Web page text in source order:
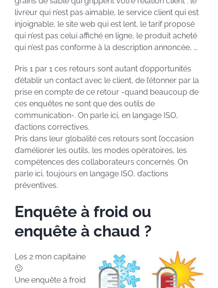
livreur qui n’est pas aimable, le service client qui est
injoignable, le site web qui est lent, le tarif proposé
qui n’est pas celui affiché en ligne, le produit acheté
qui n’est pas conforme à la description annoncée, …
Pris 1 par 1 ces retours sont autant d’opportunités
d’établir un contact avec le client, de l’étonner par la
prise en compte de ce retour -quand beaucoup de
ces enquêtes ne sont que des outils de
communication-. On parle ici, en langage ISO,
d’actions correctives.
Pris dans leur globalité ces retours sont l’occasion
d’améliorer les outils, les modes opératoires, les
compétences des collaborateurs concernés. On
parle ici, toujours en langage ISO, d’actions
préventives.
Enquête à froid ou
enquête à chaud ?
Les 2 mon capitaine
🙂
Une enquête à froid